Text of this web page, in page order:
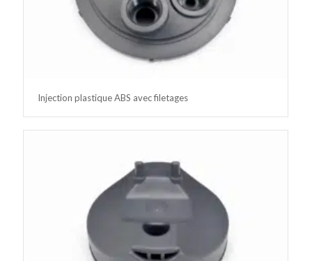
Injection plastique ABS avec filetages